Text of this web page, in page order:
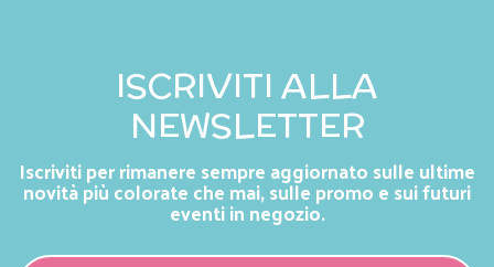
ISCRIVITI ALLA
NEWSLETTER
Iscriviti per rimanere sempre aggiornato sulle ultime
novità più colorate che mai, sulle promo e sui futuri
eventi in negozio.